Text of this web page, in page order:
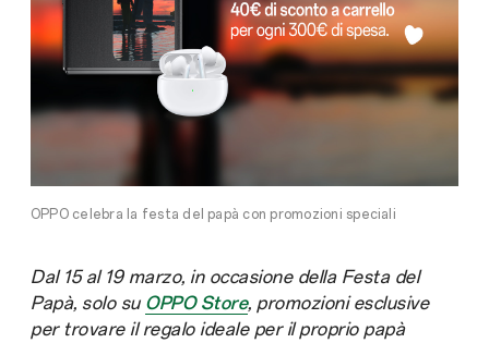
OPPO celebra la festa del papà con promozioni speciali
Dal 15 al 19 marzo, in occasione della Festa del
Papà, solo su OPPO Store, promozioni esclusive
per trovare il regalo ideale per il proprio papà